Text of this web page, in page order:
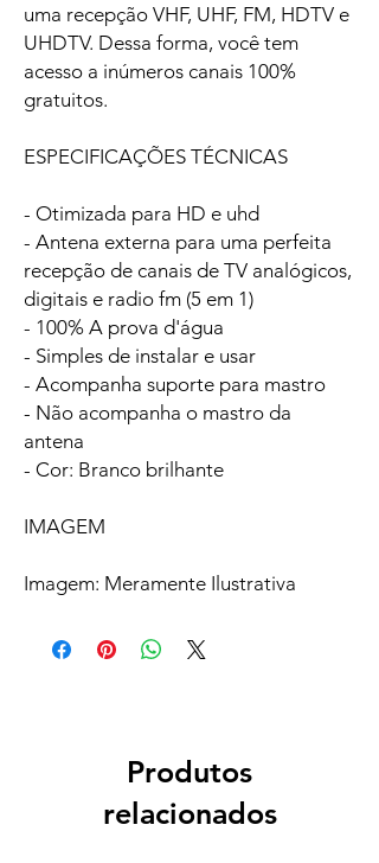
uma recepção VHF, UHF, FM, HDTV e
UHDTV. Dessa forma, você tem
acesso a inúmeros canais 100%
gratuitos.
ESPECIFICAÇÕES TÉCNICAS
- Otimizada para HD e uhd
- Antena externa para uma perfeita
recepção de canais de TV analógicos,
digitais e radio fm (5 em 1)
- 100% A prova d'água
- Simples de instalar e usar
- Acompanha suporte para mastro
- Não acompanha o mastro da
antena
- Cor: Branco brilhante
IMAGEM
Imagem: Meramente Ilustrativa
Produtos
relacionados